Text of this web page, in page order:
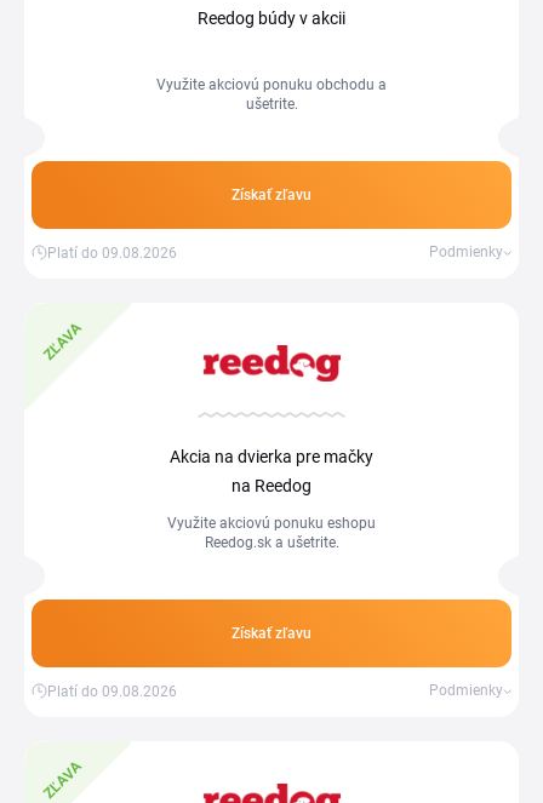
Reedog búdy v akcii
Využite akciovú ponuku obchodu a
ušetrite.
Získať zľavu
Platí do 09.08.2026 Podmienky
ZĽAVA
Akcia na dvierka pre mačky
na Reedog
Využite akciovú ponuku eshopu
Reedog.sk a ušetrite.
Získať zľavu
Platí do 09.08.2026 Podmienky
ZĽAVA